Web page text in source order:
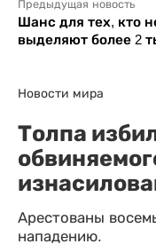
Предыдущая новость
Шанс для тех, кто
выделяют более 2
Новости мира
Толпа
Арестованы
нападению.